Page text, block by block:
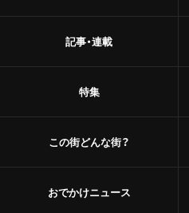
記事・連載
特集
この街どんな街？
おでかけニュース